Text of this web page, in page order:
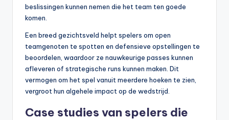
beslissingen kunnen nemen die het team ten goede
komen.
Een breed gezichtsveld helpt spelers om open
teamgenoten te spotten en defensieve opstellingen te
beoordelen, waardoor ze nauwkeurige passes kunnen
afleveren of strategische runs kunnen maken. Dit
vermogen om het spel vanuit meerdere hoeken te zien,
vergroot hun algehele impact op de wedstrijd.
Case studies van spelers die